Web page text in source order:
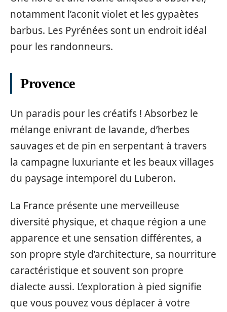
notamment l’aconit violet et les gypaètes
barbus. Les Pyrénées sont un endroit idéal
pour les randonneurs.
Provence
Un paradis pour les créatifs ! Absorbez le
mélange enivrant de lavande, d’herbes
sauvages et de pin en serpentant à travers
la campagne luxuriante et les beaux villages
du paysage intemporel du Luberon.
La France présente une merveilleuse
diversité physique, et chaque région a une
apparence et une sensation différentes, a
son propre style d’architecture, sa nourriture
caractéristique et souvent son propre
dialecte aussi. L’exploration à pied signifie
que vous pouvez vous déplacer à votre